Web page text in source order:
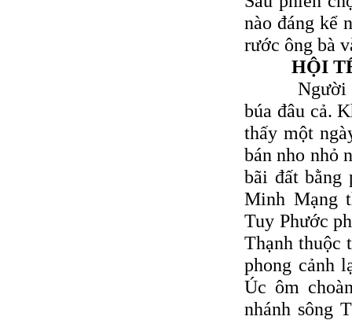
nào đáng kể
rước ông bà
HỘI
Người ta
búa đâu cả.
thấy một
bán nho nhỏ
bãi đất bằng
Minh Mạng
Tuy Phước
Thạnh thuộc
phong cảnh
Úc ôm
nhánh sông